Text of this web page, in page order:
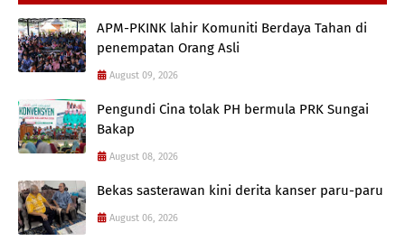
APM-PKINK lahir Komuniti Berdaya Tahan di
penempatan Orang Asli
August 09, 2026
Pengundi Cina tolak PH bermula PRK Sungai
Bakap
August 08, 2026
Bekas sasterawan kini derita kanser paru-paru
August 06, 2026